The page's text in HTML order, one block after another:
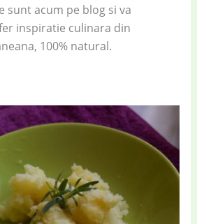
sunt acum pe blog si va
inspiratie culinara din
100% natural.